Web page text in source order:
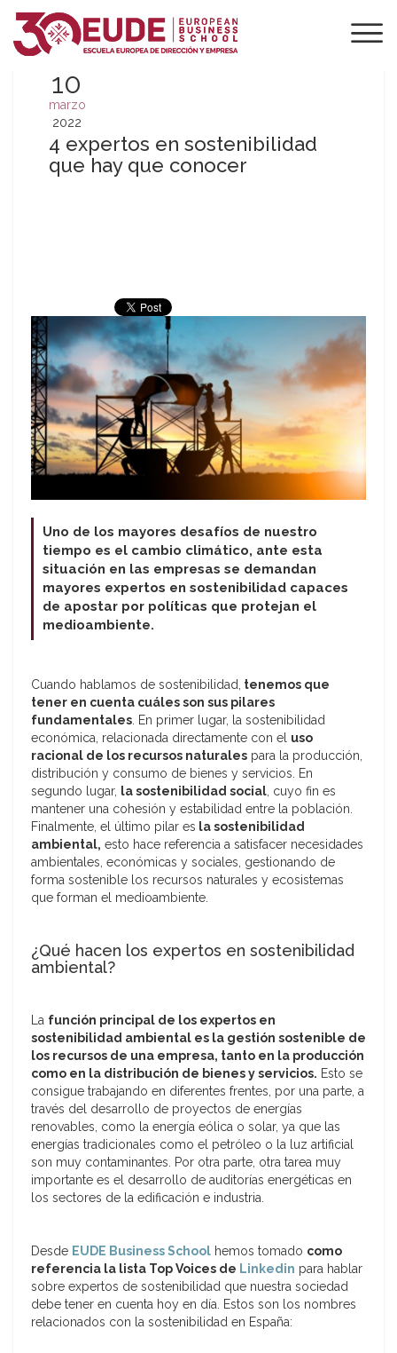
10
marzo
2022
4 expertos en sostenibilidad
que hay que conocer
Uno de los mayores desafíos de nuestro
tiempo es el cambio climático, ante esta
situación en las empresas se demandan
mayores expertos en sostenibilidad capaces
de apostar por políticas que protejan el
medioambiente.
Cuando hablamos de sostenibilidad, tenemos que
tener en cuenta cuáles son sus pilares
fundamentales. En primer lugar, la sostenibilidad
económica, relacionada directamente con el uso
racional de los recursos naturales para la producción,
distribución y consumo de bienes y servicios. En
segundo lugar, la sostenibilidad social, cuyo fin es
mantener una cohesión y estabilidad entre la población.
Finalmente, el último pilar es la sostenibilidad
ambiental, esto hace referencia a satisfacer necesidades
ambientales, económicas y sociales, gestionando de
forma sostenible los recursos naturales y ecosistemas
que forman el medioambiente.
¿Qué hacen los expertos en sostenibilidad
ambiental?
La función principal de los expertos en
sostenibilidad ambiental es la gestión sostenible de
los recursos de una empresa, tanto en la producción
como en la distribución de bienes y servicios. Esto se
consigue trabajando en diferentes frentes, por una parte, a
través del desarrollo de proyectos de energías
renovables, como la energía eólica o solar, ya que las
energías tradicionales como el petróleo o la luz artificial
son muy contaminantes. Por otra parte, otra tarea muy
importante es el desarrollo de auditorías energéticas en
los sectores de la edificación e industria.
Desde EUDE Business School hemos tomado como
referencia la lista Top Voices de Linkedin para hablar
sobre expertos de sostenibilidad que nuestra sociedad
debe tener en cuenta hoy en día. Estos son los nombres
relacionados con la sostenibilidad en España: